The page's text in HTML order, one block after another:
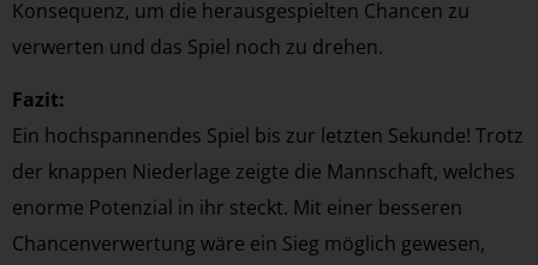
Konsequenz, um die herausgespielten Chancen zu
verwerten und das Spiel noch zu drehen.
Fazit:
Ein hochspannendes Spiel bis zur letzten Sekunde! Trotz
der knappen Niederlage zeigte die Mannschaft, welches
enorme Potenzial in ihr steckt. Mit einer besseren
Chancenverwertung wäre ein Sieg möglich gewesen,